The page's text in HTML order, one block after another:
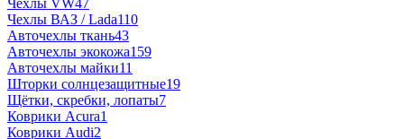
Чехлы ВАЗ / Lada110
Авточехлы ткань43
Авточехлы экокожа159
Авточехлы майки11
Шторки солнцезащитные19
Щётки, скребки, лопаты7
Коврики Acura1
Коврики Audi2